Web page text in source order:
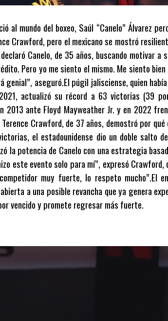
al mundo del boxeo, Saúl “Canelo” Álvarez
Crawford, pero el mexicano se mostró
Canelo, de 35 años, buscando motivar
Pero yo me siento el mismo. Me siento
genial”, aseguró.El púgil jalisciense, quien
actualizó su récord a 63 victorias (39
2013 ante Floyd Mayweather Jr. y en 2022
Crawford, de 37 años, demostró por
el estadounidense dio un doble salto
la potencia de Canelo con una estrategia
este evento solo para mí”, expresó
muy fuerte, lo respeto mucho”.El
a una posible revancha que ya genera
vencido y promete regresar más fuerte.